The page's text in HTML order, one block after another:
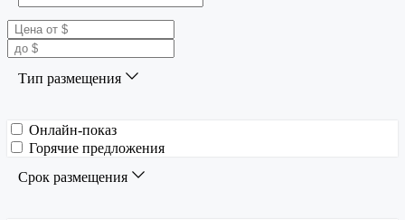
Тип размещения
Онлайн-показ
Горячие предложения
Срок размещения